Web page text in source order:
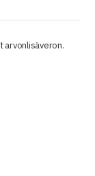
arvonlisäveron.